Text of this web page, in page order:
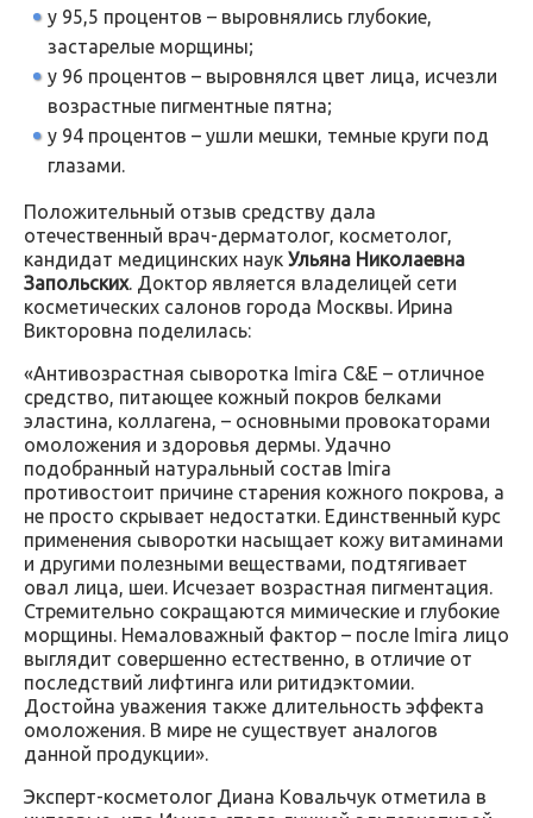
у 95,5 процентов – выровнялись глубокие,
застарелые морщины;
у 96 процентов – выровнялся цвет лица, исчезли
возрастные пигментные пятна;
у 94 процентов – ушли мешки, темные круги под
глазами.
Положительный отзыв средству дала
отечественный врач-дерматолог, косметолог,
кандидат медицинских наук Ульяна Николаевна
Запольских. Доктор является владелицей сети
косметических салонов города Москвы. Ирина
Викторовна поделилась:
«Антивозрастная сыворотка Imira C&E – отличное
средство, питающее кожный покров белками
эластина, коллагена, – основными провокаторами
омоложения и здоровья дермы. Удачно
подобранный натуральный состав Imira
противостоит причине старения кожного покрова, а
не просто скрывает недостатки. Единственный курс
применения сыворотки насыщает кожу витаминами
и другими полезными веществами, подтягивает
овал лица, шеи. Исчезает возрастная пигментация.
Стремительно сокращаются мимические и глубокие
морщины. Немаловажный фактор – после Imira лицо
выглядит совершенно естественно, в отличие от
последствий лифтинга или ритидэктомии.
Достойна уважения также длительность эффекта
омоложения. В мире не существует аналогов
данной продукции».
Эксперт-косметолог Диана Ковальчук отметила в